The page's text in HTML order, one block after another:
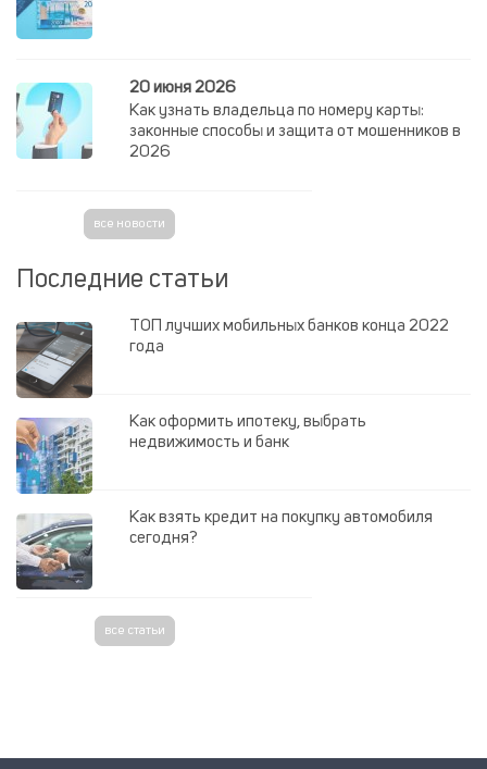
20 июня 2026
Как узнать владельца по номеру карты:
законные способы и защита от мошенников в
2026
все новости
Последние статьи
ТОП лучших мобильных банков конца 2022
года
Как оформить ипотеку, выбрать
недвижимость и банк
Как взять кредит на покупку автомобиля
сегодня?
все статьи